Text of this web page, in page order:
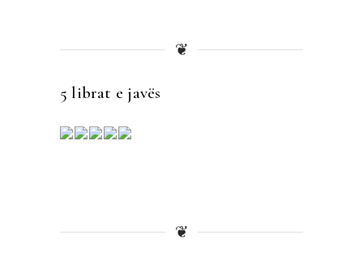
❦
5 librat e javës
❦